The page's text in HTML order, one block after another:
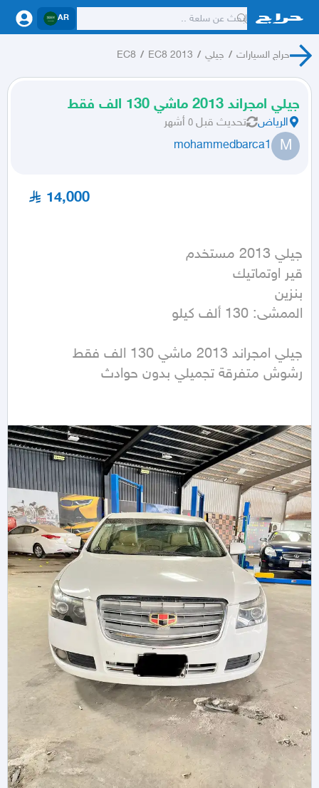
AR
حراج السيارات / جيلي /
EC8 2013
/
EC8
جيلي امجراند 2013 ماشي 130 الف فقط
الرياض تحديث قبل ٥ أشهر
M
mohammedbarca1
14,000
الممشى: 130 ألف كيلو
رشوش متفرقة تجميلي بدون حوادث